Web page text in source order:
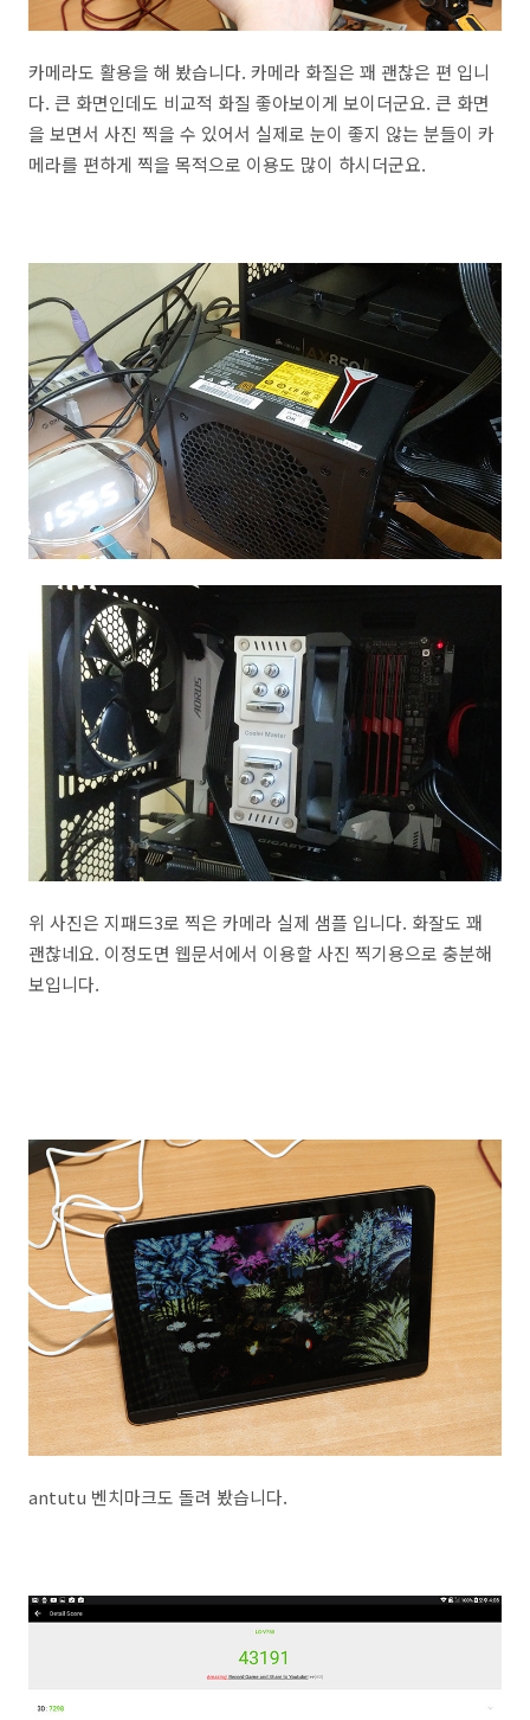
카메라도 활용을 해 봤습니다. 카메라 화질은 꽤 괜찮은 편 입니
다. 큰 화면인데도 비교적 화질 좋아보이게 보이더군요. 큰 화면
을 보면서 사진 찍을 수 있어서 실제로 눈이 좋지 않는 분들이 카
메라를 편하게 찍을 목적으로 이용도 많이 하시더군요.
위 사진은 지패드3로 찍은 카메라 실제 샘플 입니다. 화잘도 꽤
괜찮네요. 이정도면 웹문서에서 이용할 사진 찍기용으로 충분해
보입니다.
antutu 벤치마크도 돌려 봤습니다.